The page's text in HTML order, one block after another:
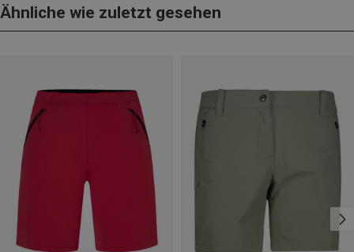
Ähnliche wie zuletzt gesehen